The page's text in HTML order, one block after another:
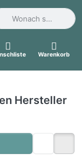
Sie einen
Warenkorb
Hersteller